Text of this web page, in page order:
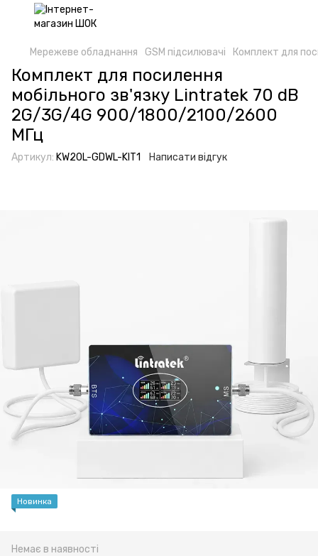
Мережеве обладнання GSM підсилювачі Комплект для
Комплект для посилення
мобільного зв'язку Lintratek 70 dB
2G/3G/4G 900/1800/2100/2600
МГц
Артикул: KW20L-GDWL-KIT1 Написати відгук
Новинка
Немає в наявності